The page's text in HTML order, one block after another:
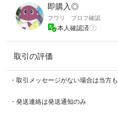
即購入◎
フワリ プロフ確認
本人確認済
取引の評価
・取引メッセージがない場合は当方
・発送連絡は発送通知のみ